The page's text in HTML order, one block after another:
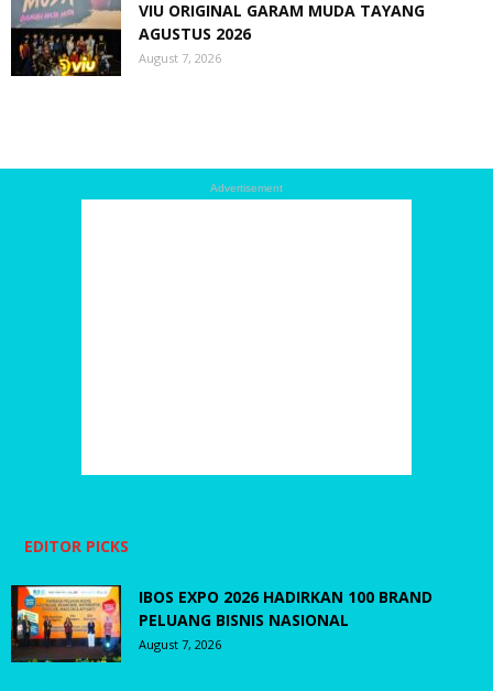
VIU ORIGINAL GARAM MUDA TAYANG
AGUSTUS 2026
August 7, 2026
Advertisement
EDITOR PICKS
IBOS EXPO 2026 HADIRKAN 100 BRAND
PELUANG BISNIS NASIONAL
August 7, 2026